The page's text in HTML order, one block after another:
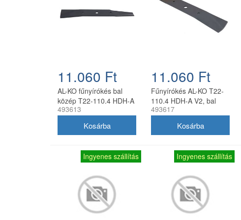
11.060 Ft
AL-KO fűnyírókés bal
közép T22-110.4 HDH-A
V2 40 cm
493613
11.060 Ft
Fűnyírókés AL-KO T22-
110.4 HDH-A V2, bal
oldali, 40 cm
493617
Ingyenes szállítás Ingyenes szállítás